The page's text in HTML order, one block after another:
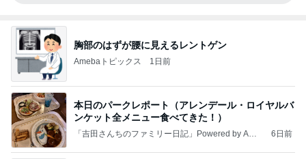
胸部のはずが腰に見えるレントゲン
Amebaトピックス 1日前
本日のパークレポート（アレンデール・ロイヤルバ
ンケット全メニュー食べてきた！）
「吉田さんちのファミリー日記」Powered by Ame
6日前